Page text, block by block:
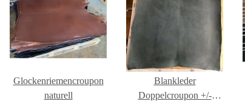
Glockenriemencroupon
naturell
Blankleder
Doppelcroupon +/-